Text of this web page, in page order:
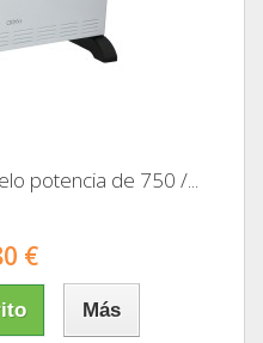
potencia de 750 /...
€
Más